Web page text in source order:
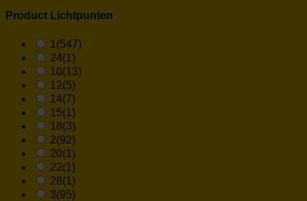
Product Lichtpunten
1 (547)
24(1)
10(13)
12(5)
14(7)
15(1)
18(3)
2(92)
20(1)
22(1)
28(1)
3(95)